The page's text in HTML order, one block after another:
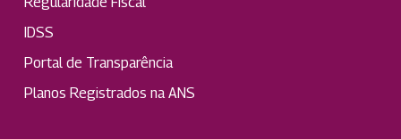
IDSS
Portal de Transparência
Planos Registrados na ANS